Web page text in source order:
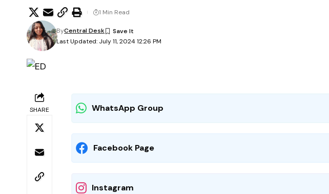
Last Updated: July 11, 2024 12:26 PM
ByCentral Desk
1 Min Read
SHARE WhatsApp Group
Facebook Page
Instagram